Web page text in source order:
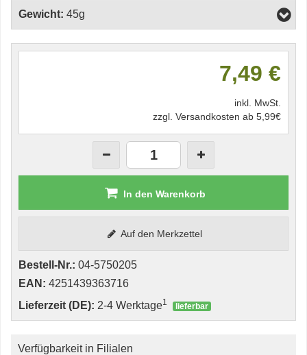
Gewicht: 45g
7,49 €
inkl. MwSt.
zzgl. Versandkosten ab 5,99€
In den Warenkorb
Auf den Merkzettel
Bestell-Nr.: 04-5750205
EAN: 4251439363716
Lieferzeit (DE): 2-4 Werktage1 lieferbar
Verfügbarkeit in Filialen